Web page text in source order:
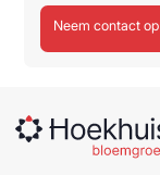
Neem contact op